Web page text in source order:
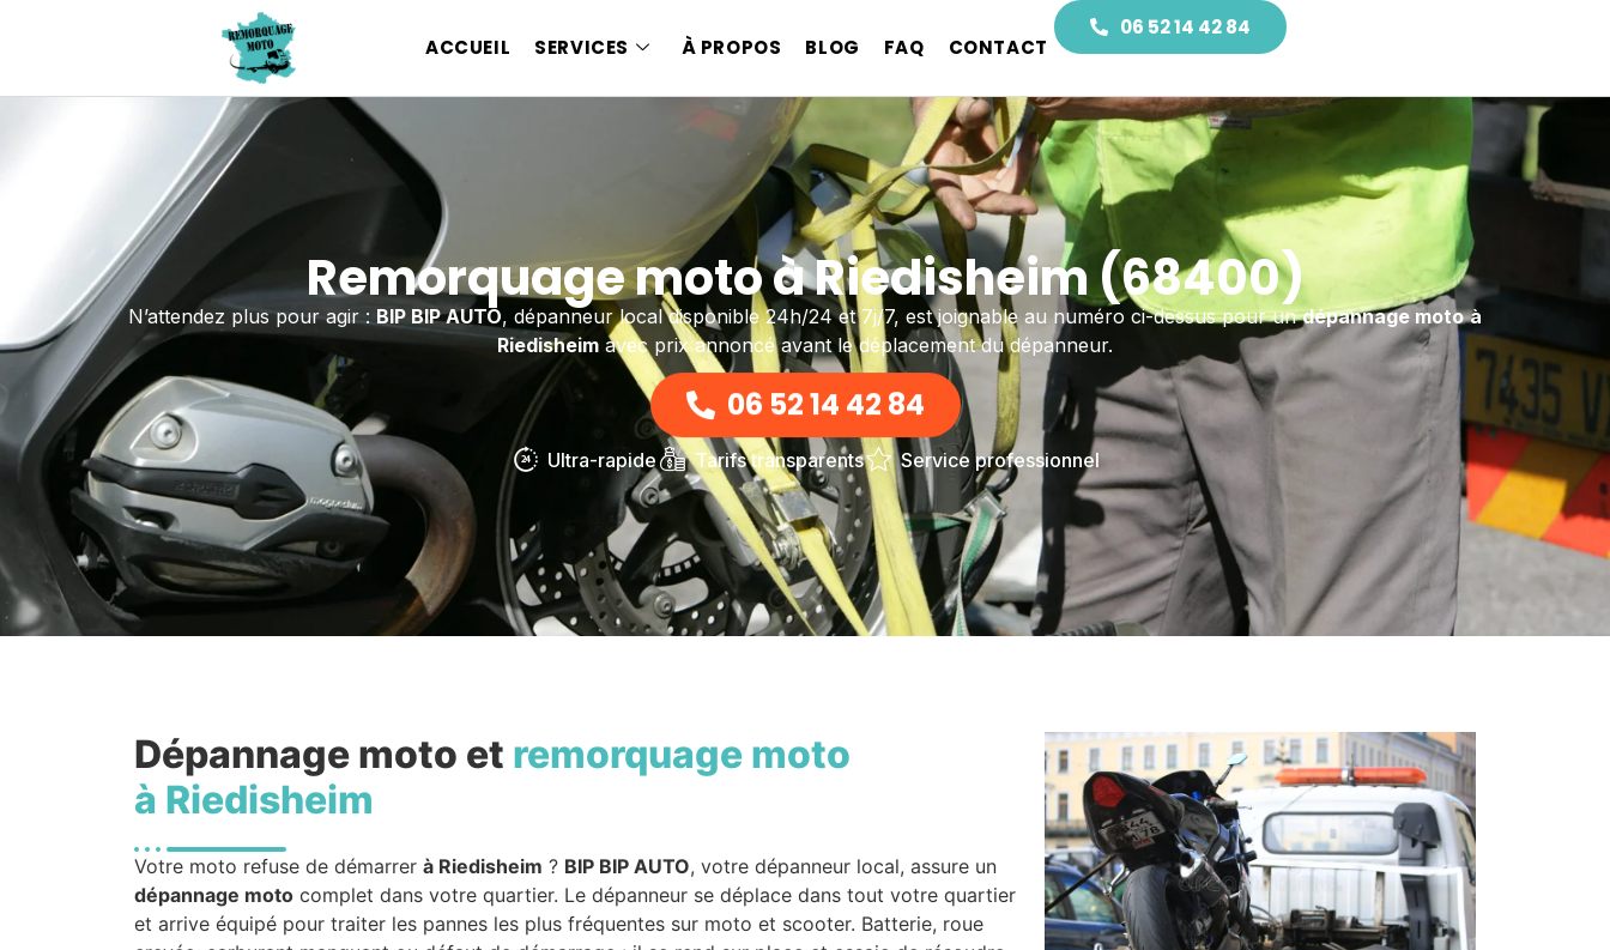
ACCUEIL SERVICES À PROPOS BLOG FAQ CONTACT
06 52 14 42 84
Remorquage moto à Riedisheim (68400)
N’attendez plus pour agir : BIP BIP AUTO, dépanneur local disponible 24h/24 et 7j/7, est joignable au numéro ci-dessus pour undépannage moto à
Riedisheim avec prix annoncé avant le déplacement du dépanneur.
06 52 14 42 84
Ultra-rapide Tarifs transparents Service professionnel
Dépannage moto et remorquage moto
à Riedisheim
Votre moto refuse de démarrer à Riedisheim ? BIP BIP AUTO, votre dépanneur local, assure un
dépannage moto complet dans votre quartier. Le dépanneur se déplace dans tout votre quartier
et arrive équipé pour traiter les pannes les plus fréquentes sur moto et scooter. Batterie, roue